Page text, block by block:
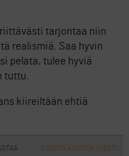
tarjontaa niin
realismiä. Saa hyvin
pelata, tulee hyviä
tuttu.
kiireiltään ehtiä
ILMOITA ASIATON VIESTI